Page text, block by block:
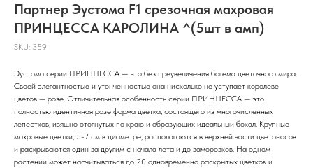
Партнер Эустома F1 срезочная махровая
ПРИНЦЕССА КАРОЛИНА ^(5шт в амп)
SKU: 359
Эустома серии ПРИНЦЕССА — это без преувеличения богема цветочного мира.
Своей элегантностью и утонченностью она нисколько не уступает королеве
цветов — розе. Отличительная особенность серии ПРИНЦЕССА — это
полностью идентичная розе форма цветка, состоящего из многочисленных
лепестков, изящно отогнутых по краю и образующих идеальный бокал. Крупные
махровые цветки, 5-7 см в диаметре, располагаются в верхней части цветоносов
и раскрываются один за другим с начала лета и до заморозков. На одном
растении может насчитываться до 20 одновременно раскрытых цветков и